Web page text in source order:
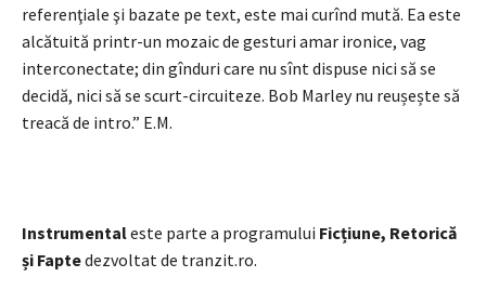
referenţiale şi bazate pe text, este mai curînd mută. Ea este
alcătuită printr-un mozaic de gesturi amar ironice, vag
interconectate; din gînduri care nu sînt dispuse nici să se
decidă, nici să se scurt-circuiteze. Bob Marley nu reușește să
treacă de intro.” E.M.
Instrumentaleste parte a programului Ficțiune, Retorică
și Faptedezvoltat de tranzit.ro.